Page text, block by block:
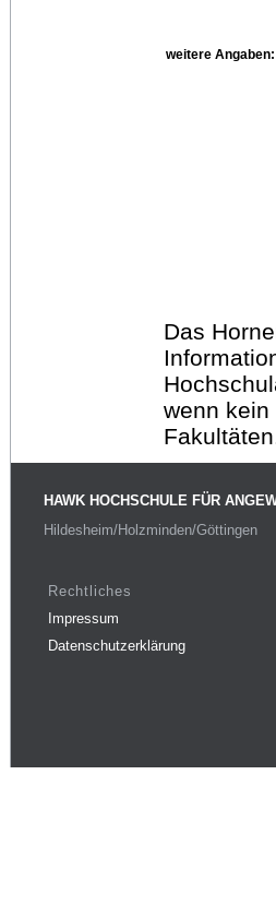
weitere Angaben:
Das
wenn
HAWK HOCHSCHULE FÜR
Hildesheim/Holzminden/Göttingen
Rechtliches
Impressum
Datenschutzerklärung